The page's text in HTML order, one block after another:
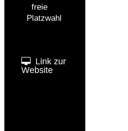
freie
Platzwahl
Link zur
Website